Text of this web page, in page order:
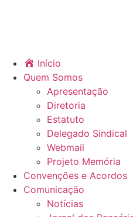
Início
Quem Somos
Apresentação
Diretoria
Estatuto
Delegado Sindical
Webmail
Projeto Memória
Convenções e Acordos
Comunicação
Notícias